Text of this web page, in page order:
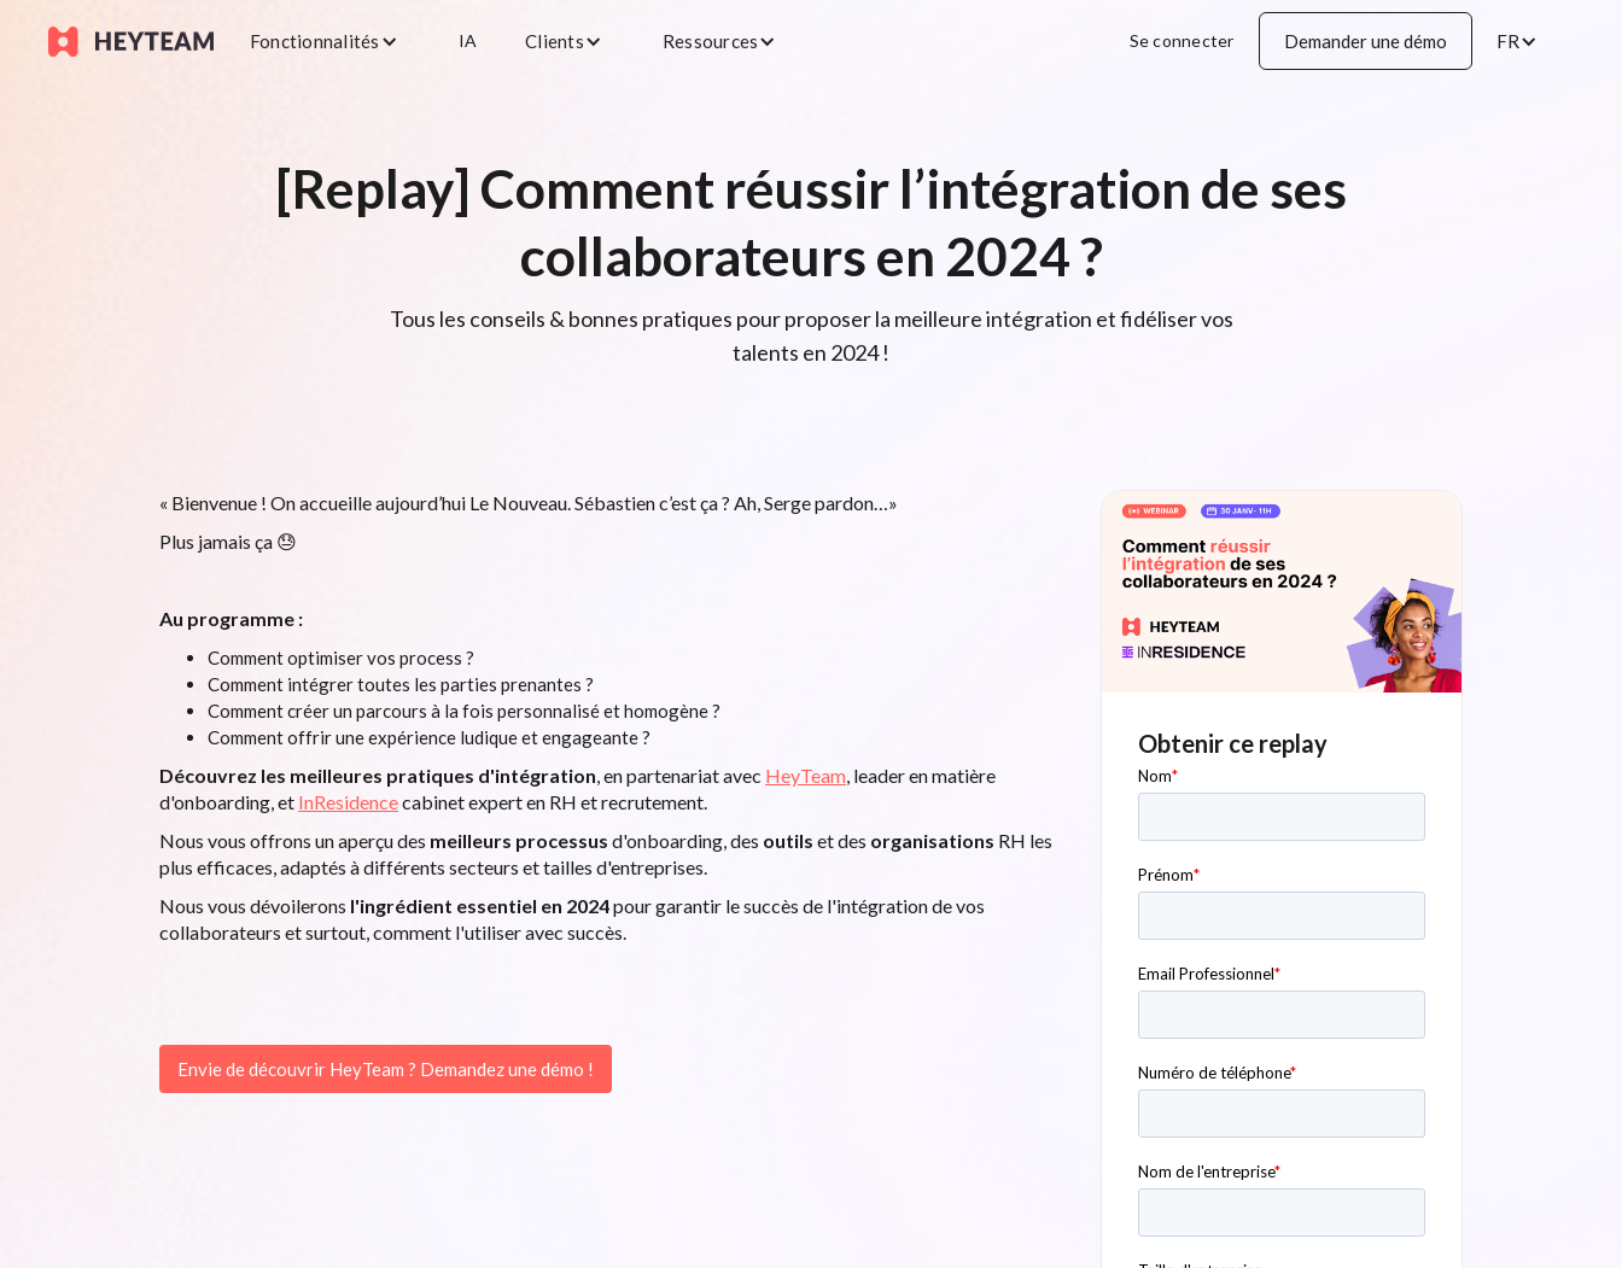
Fonctionnalités IA Clients Ressources Se connecter Demander une démo FR
[Replay] Comment réussir l’intégration de ses
collaborateurs en 2024 ?
Tous les conseils & bonnes pratiques pour proposer la meilleure intégration et fidéliser vos
talents en 2024 !
« Bienvenue ! On accueille aujourd’hui Le Nouveau. Sébastien c’est ça ? Ah, Serge pardon…»
Plus jamais ça 😓
Au programme :
Comment optimiser vos process ?
Comment intégrer toutes les parties prenantes ?
Comment créer un parcours à la fois personnalisé et homogène ?
Comment offrir une expérience ludique et engageante ?
Découvrez les meilleures pratiques d'intégration, en partenariat avec HeyTeam, leader en matière
d'onboarding, et InResidencecabinet expert en RH et recrutement.
Nous vous offrons un aperçu des meilleurs processus d'onboarding, des outils et des organisations RH les
plus efficaces, adaptés à différents secteurs et tailles d'entreprises.
Nous vous dévoilerons l'ingrédient essentiel en 2024pour garantir le succès de l'intégration de vos
collaborateurs et surtout, comment l'utiliser avec succès.
Envie de découvrir HeyTeam ? Demandez une démo !
Obtenir ce replay